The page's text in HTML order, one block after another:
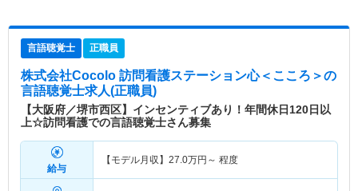
言語聴覚士 正職員
株式会社Cocolo 訪問看護ステーション心＜こころ＞の
言語聴覚士求人(正職員)
【大阪府／堺市西区】インセンティブあり！年間休日120日以
上☆訪問看護での言語聴覚士さん募集
給与
【モデル月収】 27.0万円～ 程度